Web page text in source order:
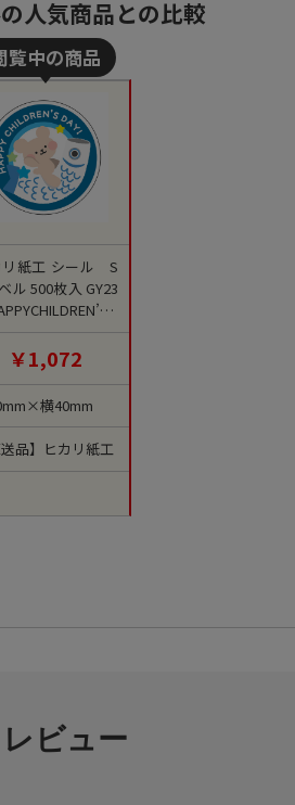
人気商品との比較
リ紙工 シール S
500枚入 GY23
袋（ご注文単位1
【直送品】
￥1,072
横40mm
送品】ヒカリ紙工
レビュー